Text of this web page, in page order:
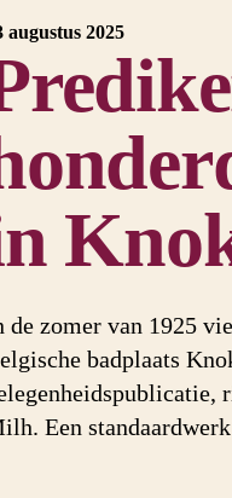
augustus 2025
de zomer van 1925
badplaats
Een